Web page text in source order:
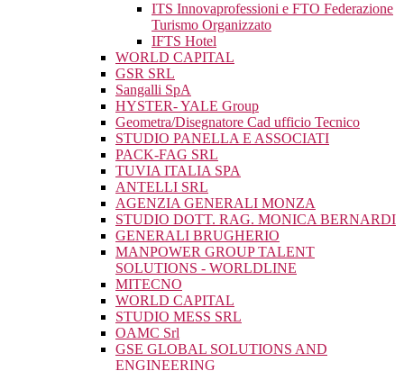
ITS Innovaprofessioni e FTO Federazione
Turismo Organizzato
IFTS Hotel
WORLD CAPITAL
GSR SRL
Sangalli SpA
HYSTER- YALE Group
Geometra/Disegnatore Cad ufficio Tecnico
STUDIO PANELLA E ASSOCIATI
PACK-FAG SRL
TUVIA ITALIA SPA
ANTELLI SRL
AGENZIA GENERALI MONZA
STUDIO DOTT. RAG. MONICA BERNARDI
GENERALI BRUGHERIO
MANPOWER GROUP TALENT
SOLUTIONS - WORLDLINE
MITECNO
WORLD CAPITAL
STUDIO MESS SRL
OAMC Srl
GSE GLOBAL SOLUTIONS AND
ENGINEERING